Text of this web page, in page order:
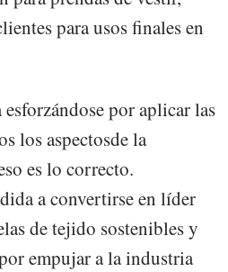
para usos finales en
por aplicar las
los aspectosde la
es lo correcto.
a convertirse en líder
de tejido sostenibles y
empujar a la industria